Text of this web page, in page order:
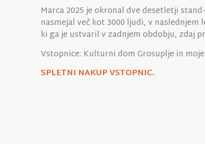
Marca 2025 je okronal dve desetletji
nasmejal več kot 3000 ljudi, v
ki ga je ustvaril v zadnjem obdobju, zdaj
Vstopnice: Kulturni dom Grosuplje in
SPLETNI NAKUP VSTOPNIC.